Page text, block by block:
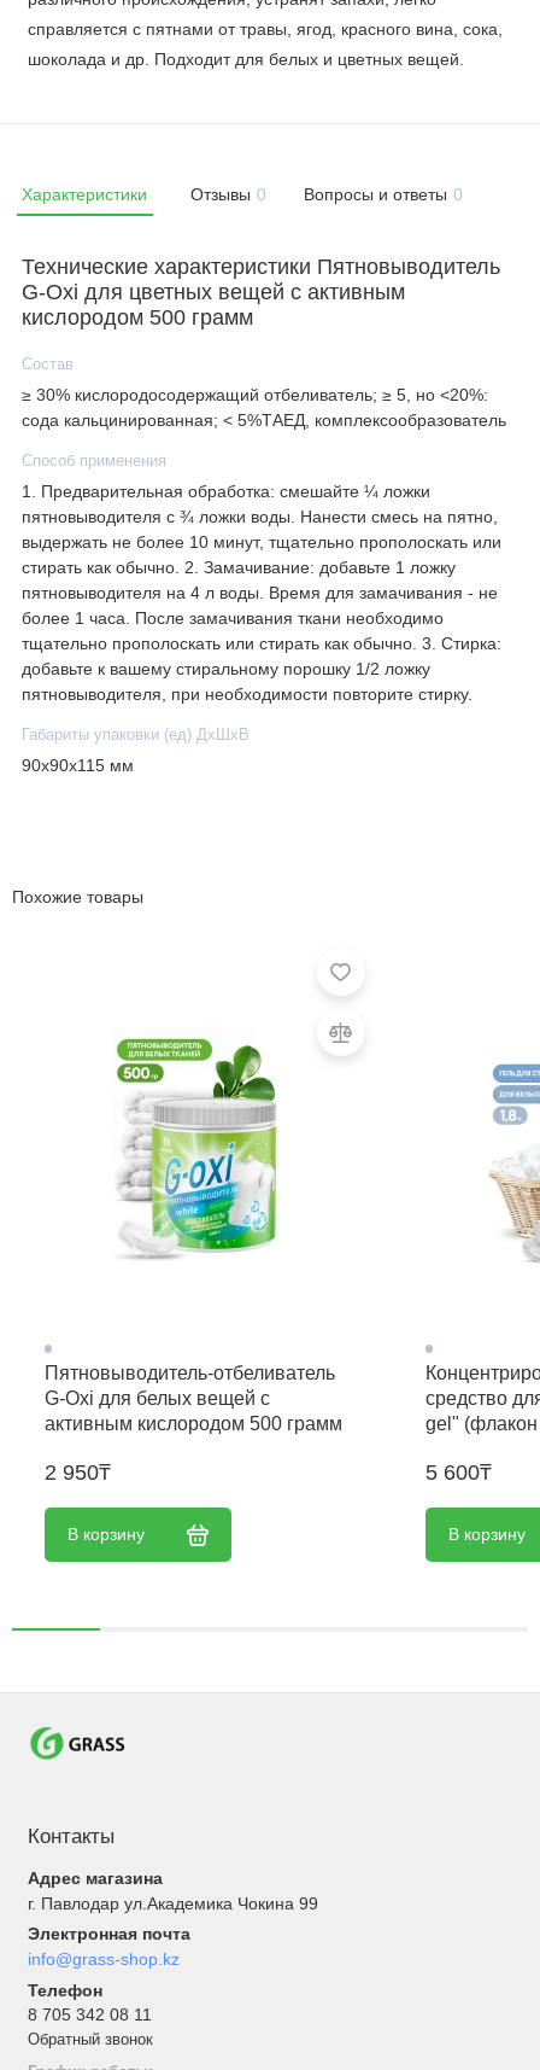
справляется с пятнами от травы, ягод, красного вина, сока,
шоколада и др. Подходит для белых и цветных вещей.
Характеристики Отзывы 0 Вопросы и ответы 0
Технические характеристики Пятновыводитель
G-Oxi для цветных вещей с активным
кислородом 500 грамм
Состав
≥ 30% кислородосодержащий отбеливатель; ≥ 5, но <20%:
сода кальцинированная; < 5%ТАЕД, комплексообразователь
Способ применения
1. Предварительная обработка: смешайте ¼ ложки
пятновыводителя с ¾ ложки воды. Нанести смесь на пятно,
выдержать не более 10 минут, тщательно прополоскать или
стирать как обычно. 2. Замачивание: добавьте 1 ложку
пятновыводителя на 4 л воды. Время для замачивания - не
более 1 часа. После замачивания ткани необходимо
тщательно прополоскать или стирать как обычно. 3. Стирка:
добавьте к вашему стиральному порошку 1/2 ложку
пятновыводителя, при необходимости повторите стирку.
Габариты упаковки (ед) ДхШхВ
90x90x115 мм
Похожие товары
Пятновыводитель-отбеливатель
G-Oxi для белых вещей с
активным кислородом 500 грамм
2 950₸
В корзину
средство
gel"
5 600₸
В корзину
Контакты
Адрес магазина
г. Павлодар ул.Академика Чокина 99
Электронная почта
info@grass-shop.kz
Телефон
8 705 342 08 11
Обратный звонок